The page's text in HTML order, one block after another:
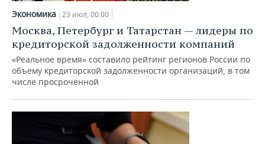
Экономика 23 июл, 00:00
Москва, Петербург и Татарстан — лидеры по
кредиторской задолженности компаний
«Реальное время» составило рейтинг регионов России по
объему кредиторской задолженности организаций, в том
числе просроченной